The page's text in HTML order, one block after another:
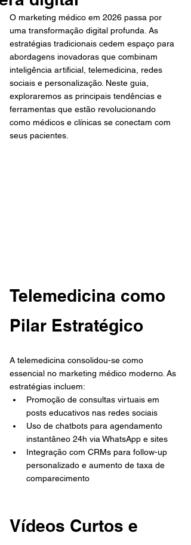
O marketing médico em 2026 passa por
uma transformação digital profunda. As
estratégias tradicionais cedem espaço para
abordagens inovadoras que combinam
inteligência artificial, telemedicina, redes
sociais e personalização. Neste guia,
exploraremos as principais tendências e
ferramentas que estão revolucionando
como médicos e clínicas se conectam com
seus pacientes.
Telemedicina como
Pilar Estratégico
A telemedicina consolidou-se como
essencial no marketing médico moderno. As
estratégias incluem:
Promoção de consultas virtuais em
posts educativos nas redes sociais
Uso de chatbots para agendamento
instantâneo 24h via WhatsApp e sites
Integração com CRMs para follow-up
personalizado e aumento de taxa de
comparecimento
Vídeos Curtos e